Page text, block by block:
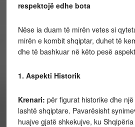
respektojë edhe bota
Nëse ia duam të mirën vetes si
mirën e kombit shqiptar, duhet të
dhe të bashkuar në këto pesë
1. Aspekti Historik
Krenari: për figurat historike dhe
lashtë shqiptare. Pavarësisht
huajve gjatë shkekujve, ku